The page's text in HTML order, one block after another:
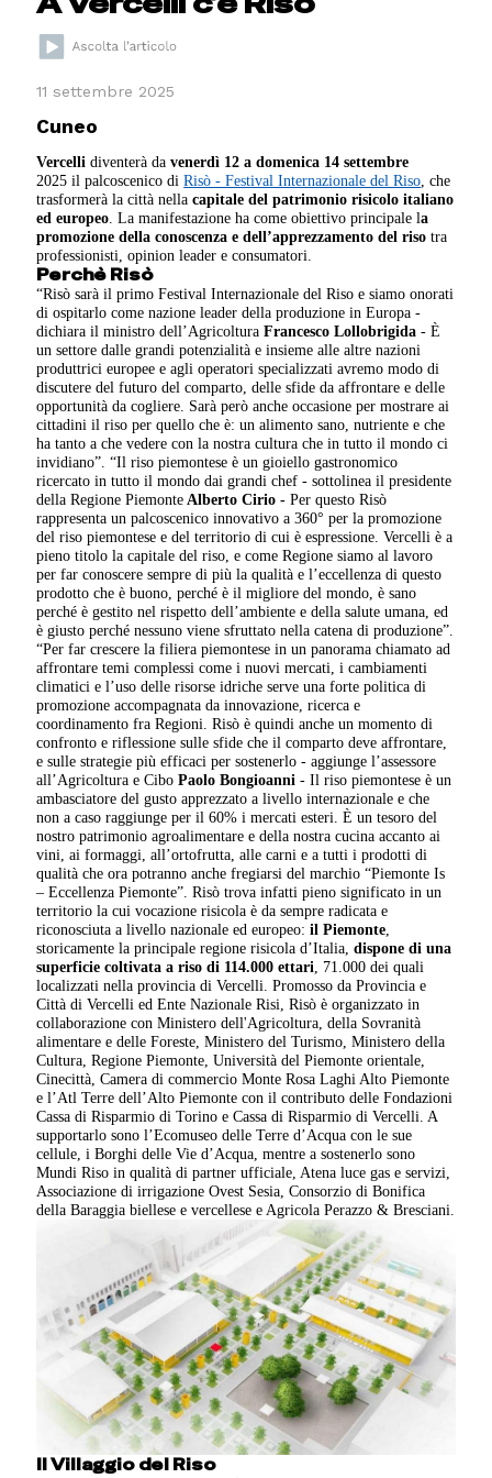
11 settembre 2025
Cuneo
Vercelli diventerà davenerdì 12 a domenica 14 settembre
2025 il palcoscenico diRisò - Festival Internazionale del Riso , che
trasformerà la città nellacapitale del patrimonio risicolo italiano
ed europeo . La manifestazione ha come obiettivo principale la
promozione della conoscenza e dell’apprezzamento del risotra
professionisti, opinion leader e consumatori.
Perchè Risò
“Risò sarà il primo Festival Internazionale del Riso e siamo onorati
di ospitarlo come nazione leader della produzione in Europa -
dichiara il ministro dell’AgricolturaFrancesco Lollobrigida - È
un settore dalle grandi potenzialità e insieme alle altre nazioni
produttrici europee e agli operatori specializzati avremo modo di
discutere del futuro del comparto, delle sfide da affrontare e delle
opportunità da cogliere. Sarà però anche occasione per mostrare ai
cittadini il riso per quello che è: un alimento sano, nutriente e che
ha tanto a che vedere con la nostra cultura che in tutto il mondo ci
invidiano”. “Il riso piemontese è un gioiello gastronomico
ricercato in tutto il mondo dai grandi chef - sottolinea il presidente
della Regione Piemonte Alberto Cirio -Per questo Risò
rappresenta un palcoscenico innovativo a 360° per la promozione
del riso piemontese e del territorio di cui è espressione. Vercelli è a
pieno titolo la capitale del riso, e come Regione siamo al lavoro
per far conoscere sempre di più la qualità e l’eccellenza di questo
prodotto che è buono, perché è il migliore del mondo, è sano
perché è gestito nel rispetto dell’ambiente e della salute umana, ed
è giusto perché nessuno viene sfruttato nella catena di produzione”.
“Per far crescere la filiera piemontese in un panorama chiamato ad
affrontare temi complessi come i nuovi mercati, i cambiamenti
climatici e l’uso delle risorse idriche serve una forte politica di
promozione accompagnata da innovazione, ricerca e
coordinamento fra Regioni. Risò è quindi anche un momento di
confronto e riflessione sulle sfide che il comparto deve affrontare,
e sulle strategie più efficaci per sostenerlo - aggiunge l’assessore
all’Agricoltura e CiboPaolo Bongioanni - Il riso piemontese è un
ambasciatore del gusto apprezzato a livello internazionale e che
non a caso raggiunge per il 60% i mercati esteri. È un tesoro del
nostro patrimonio agroalimentare e della nostra cucina accanto ai
vini, ai formaggi, all’ortofrutta, alle carni e a tutti i prodotti di
qualità che ora potranno anche fregiarsi del marchio “Piemonte Is
– Eccellenza Piemonte”. Risò trova infatti pieno significato in un
territorio la cui vocazione risicola è da sempre radicata e
riconosciuta a livello nazionale ed europeo:il Piemonte
storicamente la principale regione risicola d’Italia,dispone di una
superficie coltivata a riso di 114.000 ettari , 71.000 dei quali
localizzati nella provincia di Vercelli. Promosso da Provincia e
Città di Vercelli ed Ente Nazionale Risi, Risò è organizzato in
collaborazione con Ministero dell'Agricoltura, della Sovranità
alimentare e delle Foreste, Ministero del Turismo, Ministero della
Cultura, Regione Piemonte, Università del Piemonte orientale,
Cinecittà, Camera di commercio Monte Rosa Laghi Alto Piemonte
e l’Atl Terre dell’Alto Piemonte con il contributo delle Fondazioni
Cassa di Risparmio di Torino e Cassa di Risparmio di Vercelli. A
supportarlo sono l’Ecomuseo delle Terre d’Acqua con le sue
cellule, i Borghi delle Vie d’Acqua, mentre a sostenerlo sono
Mundi Riso in qualità di partner ufficiale, Atena luce gas e servizi,
Associazione di irrigazione Ovest Sesia, Consorzio di Bonifica
della Baraggia biellese e vercellese e Agricola Perazzo & Bresciani.
Il Villaggio del Riso